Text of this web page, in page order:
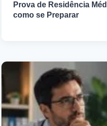
Prova de Residência
como se Preparar